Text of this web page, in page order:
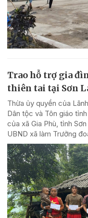
Trao hỗ trợ gia
thiên tai tại Sơn
Thừa ủy quyền của
Dân tộc và Tôn giáo
của xã Gia Phù, tỉnh
UBND xã làm Trưởng